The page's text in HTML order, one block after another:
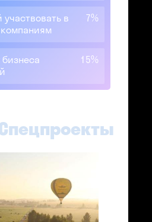
в
7%
15%